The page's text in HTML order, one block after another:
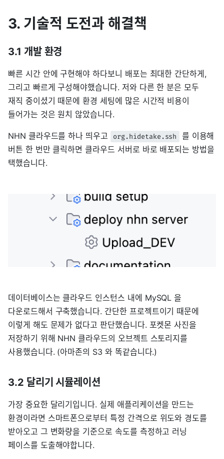
3. 기술적 도전과 해결책
3.1 개발 환경
빠른 시간 안에 구현해야 하다보니 배포는 최대한 간단하게,
그리고 빠르게 구성해야했습니다. 저와 다른 한 분은 모두
재직 중이셨기 때문에 환경 세팅에 많은 시간적 비용이
들어가는 것은 원치 않았습니다.
NHN 클라우드를 하나 띄우고 org.hidetake.ssh
를 이용해
버튼 한 번만 클릭하면 클라우드 서버로 바로 배포되는 방법을
택했습니다.
데이터베이스는 클라우드 인스턴스 내에 MySQL 을
다운로드해서 구축했습니다. 간단한 프로젝트이기 때문에
이렇게 해도 문제가 없다고 판단했습니다. 포켓몬 사진을
저장하기 위해 NHN 클라우드의 오브젝트 스토리지를
사용했습니다. (아마존의 S3 와 똑같습니다.)
3.2 달리기 시뮬레이션
가장 중요한 달리기입니다. 실제 애플리케이션을 만드는
환경이라면 스마트폰으로부터 특정 간격으로 위도와 경도를
받아오고 그 변화량을 기준으로 속도를 측정하고 러닝
페이스를 도출해야합니다.